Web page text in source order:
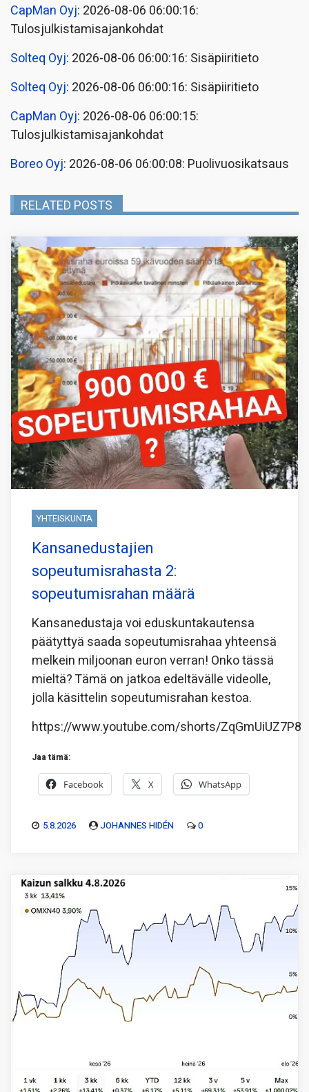
CapMan Oyj: 2026-08-06 06:00:16:
Tulosjulkistamisajankohdat
Solteq Oyj: 2026-08-06 06:00:16: Sisäpiiritieto
Solteq Oyj: 2026-08-06 06:00:16: Sisäpiiritieto
CapMan Oyj: 2026-08-06 06:00:15:
Tulosjulkistamisajankohdat
Boreo Oyj: 2026-08-06 06:00:08: Puolivuosikatsaus
RELATED POSTS
YHTEISKUNTA
Kansanedustajien
sopeutumisrahasta 2:
sopeutumisrahan määrä
Kansanedustaja voi eduskuntakautensa
päätyttyä saada sopeutumisrahaa yhteensä
melkein miljoonan euron verran! Onko tässä
mieltä? Tämä on jatkoa edeltävälle videolle,
jolla käsittelin sopeutumisrahan kestoa.
https://www.youtube.com/shorts/ZqGmUiUZ7P8
Jaa tämä:
Facebook X WhatsApp
5.8.2026 JOHANNES HIDÉN 0